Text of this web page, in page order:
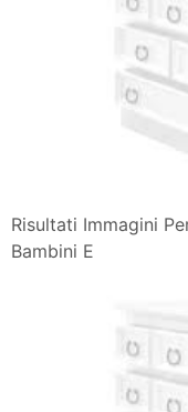
Risultati Immagini
Bambini E